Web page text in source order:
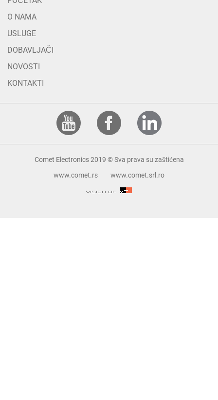
O NAMA
USLUGE
DOBAVLJAČI
NOVOSTI
KONTAKTI
Comet Electronics 2019 © Sva prava su zaštićena
www.comet.rs
www.comet.srl.ro